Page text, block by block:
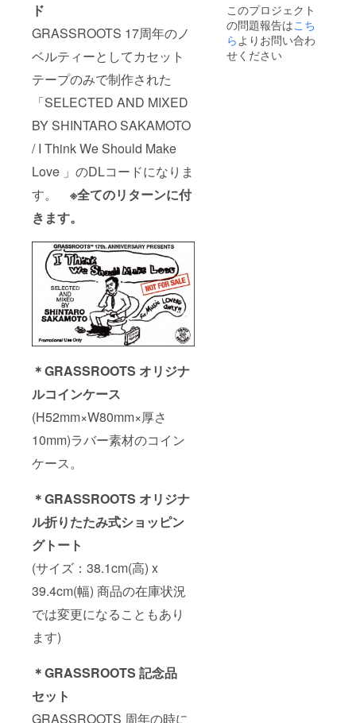
ド
GRASSROOTS 17周年のノ
ベルティーとしてカセット
テープのみで制作された
「SELECTED AND MIXED
BY SHINTARO SAKAMOTO
/ I Think We Should Make
Love 」のDLコードになりま
す。 ※全てのリターンに付
きます。
＊GRASSROOTS オリジナ
ルコインケース
(H52mm×W80mm×厚さ
10mm)ラバー素材のコイン
ケース。
＊GRASSROOTS オリジナ
ル折りたたみ式ショッピン
グトート
(サイズ：38.1cm(高) x
39.4cm(幅) 商品の在庫状況
では変更になることもあり
ます)
＊GRASSROOTS 記念品
セット
GRASSROOTS 周年の時に
コード
SAKAM
OTO / I
Think
We
Should
このプロジェクト
の問題報告はこち
らよりお問い合わ
せください